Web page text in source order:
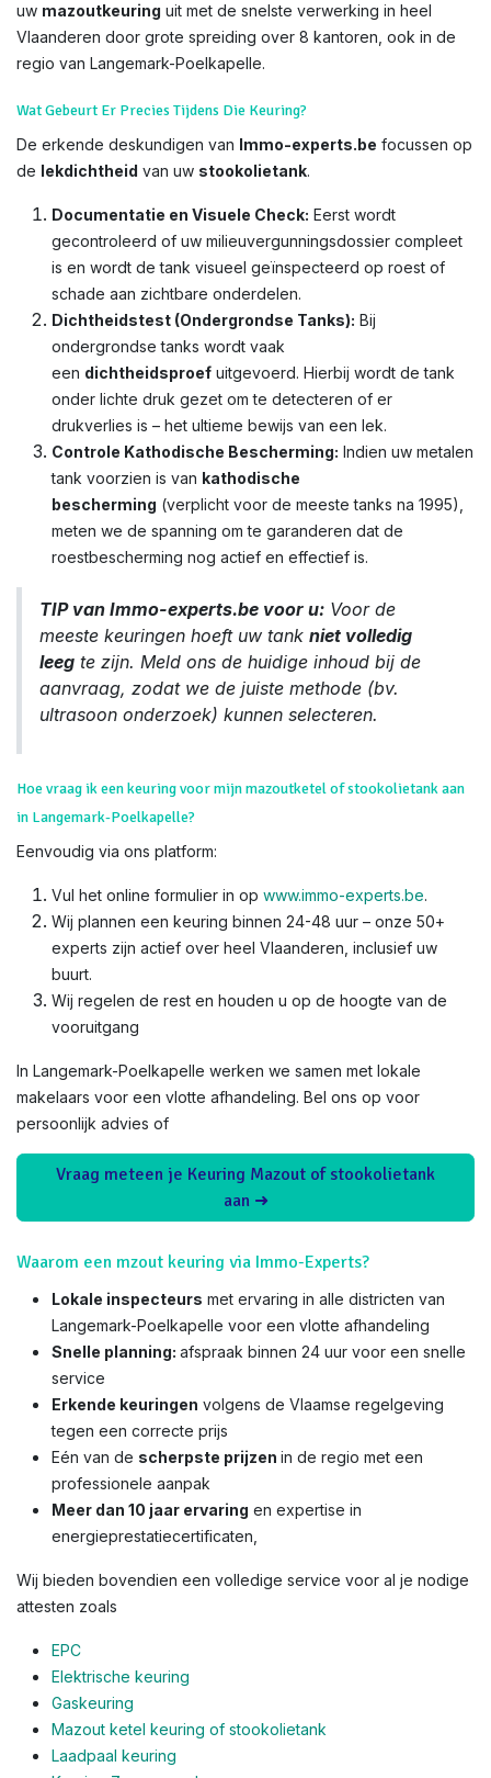
uw mazoutkeuring uit met de snelste verwerking in heel
Vlaanderen door grote spreiding over 8 kantoren, ook in de
regio van Langemark-Poelkapelle.
Wat Gebeurt Er Precies Tijdens Die Keuring?
De erkende deskundigen van Immo-experts.be focussen op
de lekdichtheid van uw stookolietank.
Documentatie en Visuele Check: Eerst wordt
gecontroleerd of uw milieuvergunningsdossier compleet
is en wordt de tank visueel geïnspecteerd op roest of
schade aan zichtbare onderdelen.
Dichtheidstest (Ondergrondse Tanks): Bij
ondergrondse tanks wordt vaak
een dichtheidsproef uitgevoerd. Hierbij wordt de tank
onder lichte druk gezet om te detecteren of er
drukverlies is – het ultieme bewijs van een lek.
Controle Kathodische Bescherming: Indien uw metalen
tank voorzien is van kathodische
bescherming (verplicht voor de meeste tanks na 1995),
meten we de spanning om te garanderen dat de
roestbescherming nog actief en effectief is.
TIP van Immo-experts.be voor u: Voor de
meeste keuringen hoeft uw tank niet volledig
leeg te zijn. Meld ons de huidige inhoud bij de
aanvraag, zodat we de juiste methode (bv.
ultrasoon onderzoek) kunnen selecteren.
Hoe vraag ik een keuring voor mijn mazoutketel of stookolietank aan
in Langemark-Poelkapelle?
Eenvoudig via ons platform:
Vul het online formulier in op www.immo-experts.be.
Wij plannen een keuring binnen 24-48 uur – onze 50+
experts zijn actief over heel Vlaanderen, inclusief uw
buurt.
Wij regelen de rest en houden u op de hoogte van de
vooruitgang
In Langemark-Poelkapelle werken we samen met lokale
makelaars voor een vlotte afhandeling. Bel ons op voor
persoonlijk advies of
Vraag meteen je Keuring Mazout of stookolietank
aan ➜
Waarom een mzout keuring via Immo-Experts?
Lokale inspecteurs met ervaring in alle districten van
Langemark-Poelkapelle voor een vlotte afhandeling
Snelle planning: afspraak binnen 24 uur voor een snelle
service
Erkende keuringen volgens de Vlaamse regelgeving
tegen een correcte prijs
Eén van de scherpste prijzen in de regio met een
professionele aanpak
Meer dan 10 jaar ervaring en expertise in
energieprestatiecertificaten,
Wij bieden bovendien een volledige service voor al je nodige
attesten zoals
EPC
Elektrische keuring
Gaskeuring
Mazout ketel keuring of stookolietank
Laadpaal keuring